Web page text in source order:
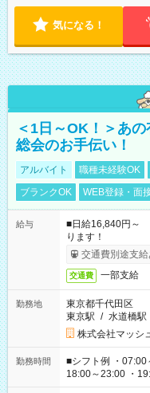
気になる！
＜1日～OK！＞あ
総会のお手伝い！
アルバイト 職種未経験OK
ブランクOK
WEB登録・面
給与
■日給16,840円～
ります！
交通費別途支給
交通費 一部支給
勤務地
東京都千代田区
東京駅 / 水道橋駅
株式会社マッシ
勤務時間
■シフト例 ・07:00
18:00～23:00 ・
etc ★最短で3時間で5,120円のお仕事から 15時間で2万円近く稼